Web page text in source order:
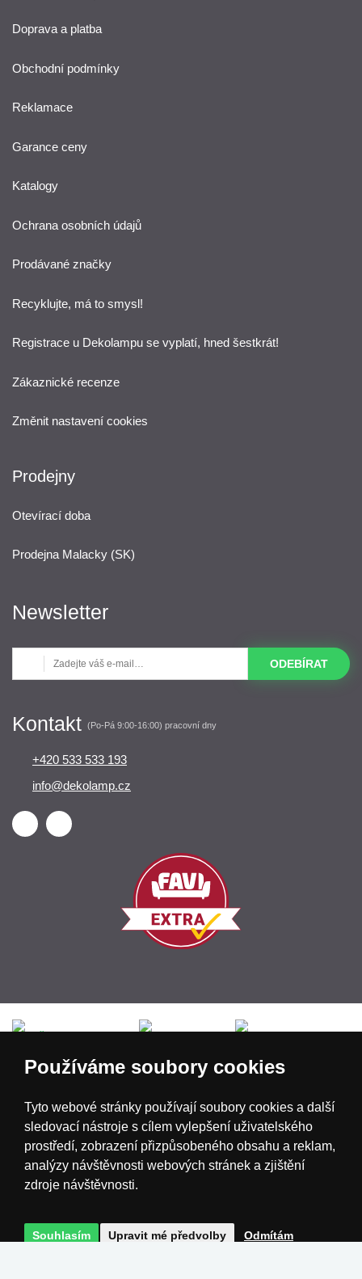
Doprava a platba
Obchodní podmínky
Reklamace
Garance ceny
Katalogy
Ochrana osobních údajů
Prodávané značky
Recyklujte, má to smysl!
Registrace u Dekolampu se vyplatí, hned šestkrát!
Zákaznické recenze
Změnit nastavení cookies
Prodejny
Otevírací doba
Prodejna Malacky (SK)
Newsletter
ODEBÍRAT
Kontakt (Po-Pá 9:00-16:00) pracovní dny
+420 533 533 193
info@dekolamp.cz
Používáme soubory cookies
Tyto webové stránky používají soubory cookies a další
sledovací nástroje s cílem vylepšení uživatelského
prostředí, zobrazení přizpůsobeného obsahu a reklam,
analýzy návštěvnosti webových stránek a zjištění
zdroje návštěvnosti.
Souhlasím Upravit mé předvolby Odmítám